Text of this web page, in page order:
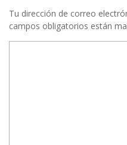
Tu dirección de correo
campos obligatorios están